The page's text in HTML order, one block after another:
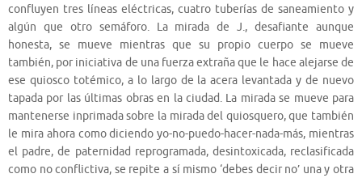
confluyen tres líneas eléctricas, cuatro tuberías de saneamiento y
algún que otro semáforo. La mirada de J., desafiante aunque
honesta, se mueve mientras que su propio cuerpo se mueve
también, por iniciativa de una fuerza extraña que le hace alejarse de
ese quiosco totémico, a lo largo de la acera levantada y de nuevo
tapada por las últimas obras en la ciudad. La mirada se mueve para
mantenerse inprimada sobre la mirada del quiosquero, que también
le mira ahora como diciendo yo-no-puedo-hacer-nada-más, mientras
el padre, de paternidad reprogramada, desintoxicada, reclasificada
como no conflictiva, se repite a sí mismo ‘debes decir no’ una y otra